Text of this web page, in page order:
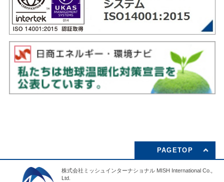
PAGETOP
株式会社ミッシュインターナショナル MISH International Co.,
Ltd.